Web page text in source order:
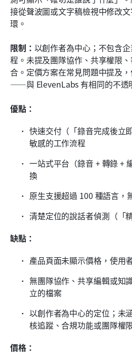
接從聲波圖或文字稿檢視中修改
環。
限制： 以創作者為中心；不包含
程。未提及團隊協作、共享權限
合。定價方案在常見問題中提及
——與 ElevenLabs 有相同的不透
優點：
快速交付（「錄音完成後立
敏感的工作流程
一站式平台（錄音 + 轉錄 +
換
原生支援超過 100 種語言，
清楚定位的說話者偵測（「
缺點：
產品頁面未顯示價格，使用
無團隊協作、共享編輯或知
立的檔案
以創作者為中心的定位；未
核追蹤、合規功能或團隊權限
價格：